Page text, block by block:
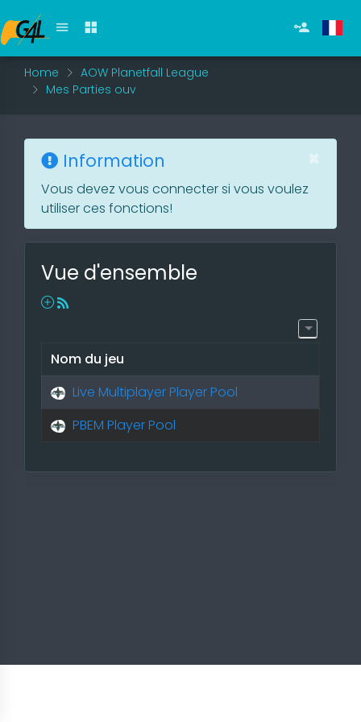
Home
AOW Planetfall League
Mes Parties ouv
Information
Vous devez vous connecter si vous voulez
utiliser ces fonctions!
Vue d'ensemble
Nom du jeu
Live Multiplayer Player Pool
PBEM Player Pool